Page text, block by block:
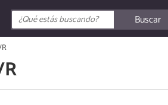
Buscar